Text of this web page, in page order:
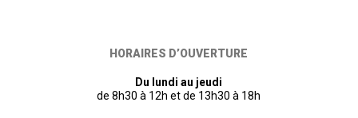
HORAIRES D’OUVERTURE
Du lundi au jeudi
de 8h30 à 12h et de 13h30 à 18h